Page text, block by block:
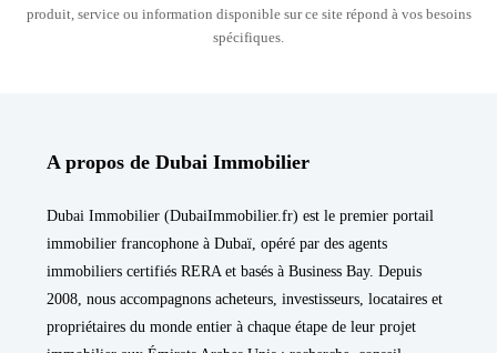
produit, service ou information disponible sur ce site répond à vos besoins
spécifiques.
A propos de Dubai Immobilier
Dubai Immobilier (DubaiImmobilier.fr) est le premier portail
immobilier francophone à Dubaï, opéré par des agents
immobiliers certifiés RERA et basés à Business Bay. Depuis
2008, nous accompagnons acheteurs, investisseurs, locataires et
propriétaires du monde entier à chaque étape de leur projet